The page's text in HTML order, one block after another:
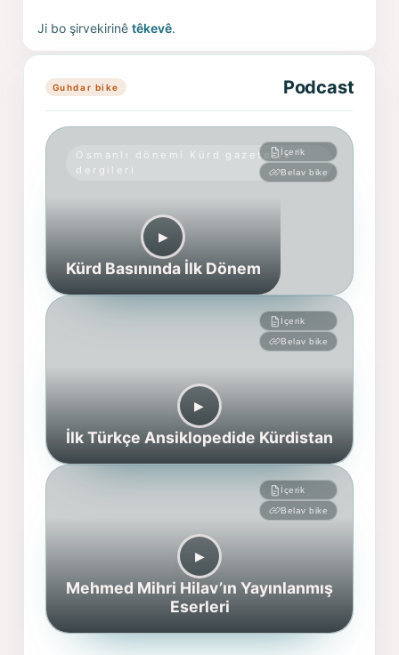
Ji bo şirvekirinêtêkevê.
Guhdar bike Podcast
Osmanlı dönemi Kürd gazete ve
dergileri
İçerik
Belav bike
▶︎
Kürd Basınında İlk Dönem
İçerik
Belav bike
▶︎
İlk Türkçe Ansiklopedide Kürdistan
İçerik
Belav bike
▶︎
Mehmed Mihri Hilav’ın Yayınlanmış
Eserleri